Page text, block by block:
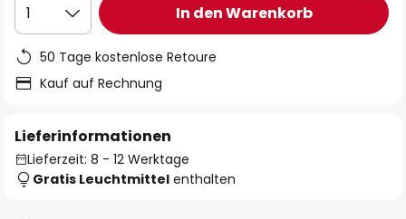
1 In den Warenkorb
50 Tage kostenlose Retoure
Kauf auf Rechnung
Lieferinformationen
Lieferzeit: 8 - 12 Werktage
Gratis Leuchtmittel enthalten